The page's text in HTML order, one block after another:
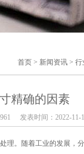
首页 > 新闻资讯 > 行
精确的因素
发表时间：2022-11-
理。随着工业的发展，